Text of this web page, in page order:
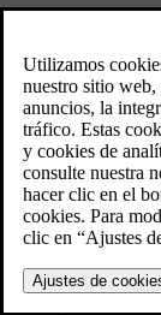
Localización de
El dispositivo de
fluorescentes.
Volvo recomienda
Volvo.
Automóviles con